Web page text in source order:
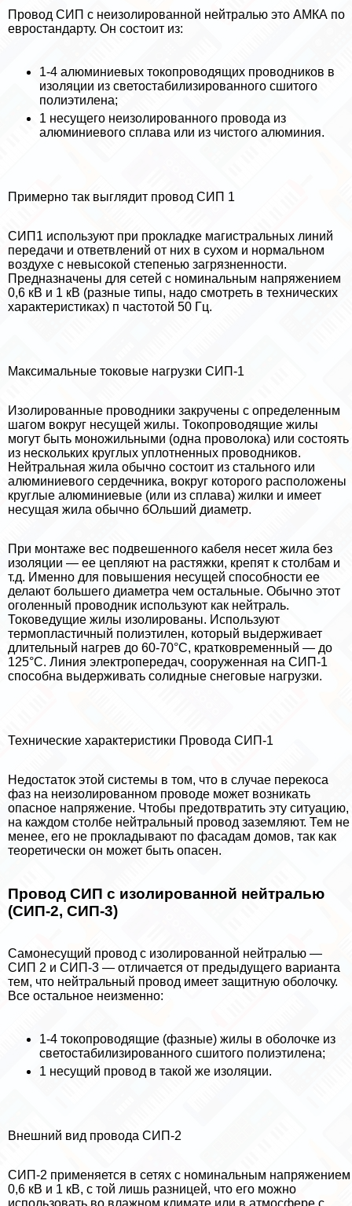
Провод СИП с неизолированной нейтралью это АМКА по
евростандарту. Он состоит из:
1-4 алюминиевых токопроводящих проводников в
изоляции из светостабилизированного сшитого
полиэтилена;
1 несущего неизолированного провода из
алюминиевого сплава или из чистого алюминия.
Примерно так выглядит провод СИП 1
СИП1 используют при прокладке магистральных линий
передачи и ответвлений от них в сухом и нормальном
воздухе с невысокой степенью загрязненности.
Предназначены для сетей с номинальным напряжением
0,6 кВ и 1 кВ (разные типы, надо смотреть в технических
хаpaктеристиках) п частотой 50 Гц.
Максимальные токовые нагрузки СИП-1
Изолированные проводники закручены с определенным
шагом вокруг несущей жилы. Токопроводящие жилы
могут быть моножильными (одна проволока) или состоять
из нескольких круглых уплотненных проводников.
Нейтральная жила обычно состоит из стального или
алюминиевого сердечника, вокруг которого расположены
круглые алюминиевые (или из сплава) жилки и имеет
несущая жила обычно бОльший диаметр.
При монтаже вес подвешенного кабеля несет жила без
изоляции — ее цепляют на растяжки, крепят к столбам и
т.д. Именно для повышения несущей способности ее
делают большего диаметра чем остальные. Обычно этот
оголенный проводник используют как нейтраль.
Токоведущие жилы изолированы. Используют
термопластичный полиэтилен, который выдерживает
длительный нагрев до 60-70°С, кратковременный — до
125°С. Линия электропередач, сооруженная на СИП-1
способна выдерживать солидные снеговые нагрузки.
Технические хаpaктеристики Провода СИП-1
Недостаток этой системы в том, что в случае перекоса
фаз на неизолированном проводе может возникать
опасное напряжение. Чтобы предотвратить эту ситуацию,
на каждом столбе нейтральный провод заземляют. Тем не
менее, его не прокладывают по фасадам домов, так как
теоретически он может быть опасен.
Провод СИП с изолированной нейтралью
(СИП-2, СИП-3)
Самонесущий провод с изолированной нейтралью —
СИП 2 и СИП-3 — отличается от предыдущего варианта
тем, что нейтральный провод имеет защитную оболочку.
Все остальное неизменно:
1-4 токопроводящие (фазные) жилы в оболочке из
светостабилизированного сшитого полиэтилена;
1 несущий провод в такой же изоляции.
Внешний вид провода СИП-2
СИП-2 применяется в сетях с номинальным напряжением
0,6 кВ и 1 кВ, с той лишь разницей, что его можно